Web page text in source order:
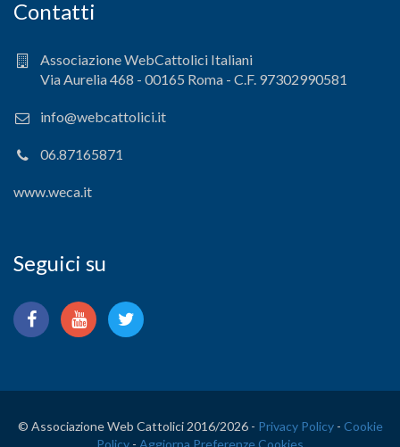
Contatti
Associazione WebCattolici Italiani
Via Aurelia 468 - 00165 Roma - C.F. 97302990581
info@webcattolici.it
06.87165871
www.weca.it
Seguici su
© Associazione Web Cattolici 2016/2026 - Privacy Policy- Cookie
Policy - Aggiorna Preferenze Cookies